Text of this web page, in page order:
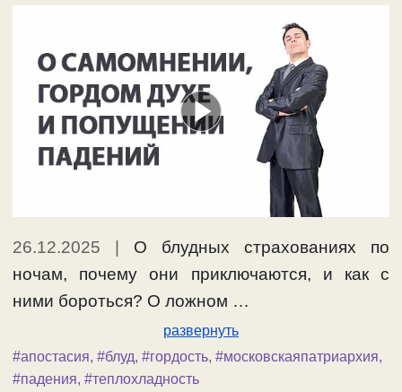
26.12.2025 | О блудных страхованиях по
ночам, почему они приключаются, и как с
ними бороться? О ложном …
развернуть
#апостасия, #блуд, #гордость, #московскаяпатриархия,
#падения, #теплохладность